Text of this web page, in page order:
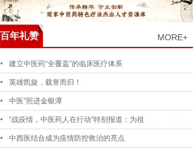
百年礼赞 MORE+
建立中医药“全覆盖”的临床医疗体系
英雄凯旋，载誉而归！
中医”照进金银潭
“战疫情，中医药人在行动”特别报道：为祖
中西医结合成为疫情防控救治的亮点